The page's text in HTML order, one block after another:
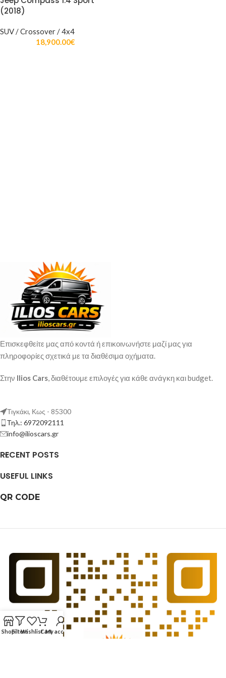
(2018)
SUV / Crossover / 4x4
18,900.00€
Επισκεφθείτε μας από κοντά ή επικοινωνήστε μαζί μας για
πληροφορίες σχετικά με τα διαθέσιμα οχήματα.
Στην Ilios Cars, διαθέτουμε επιλογές για κάθε ανάγκη και budget.
Τιγκάκι, Κως - 85300
Τηλ.: 6972092111
info@ilioscars.gr
RECENT POSTS
USEFUL LINKS
QR CODE
ShopFiltersWishlistCartMy account